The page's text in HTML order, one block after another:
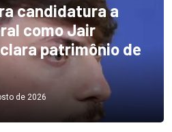
candidatura a
como Jair
patrimônio de
de 2026